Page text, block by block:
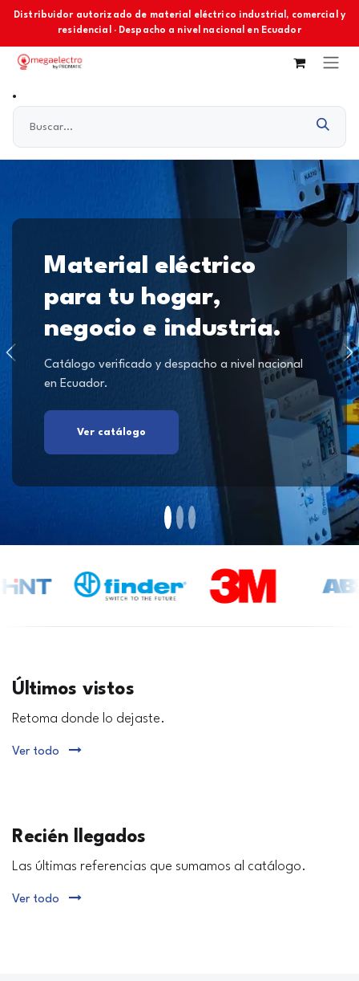
Ir al contenido
Distribuidor autorizado de material eléctrico industrial, comercial y
residencial · Despacho a nivel nacional en Ecuador
Material eléctrico
para tu hogar,
negocio e industria.
Catálogo verificado y despacho a nivel nacional
en Ecuador.
Ver catálogo
Últimos vistos
Retoma donde lo dejaste.
Ver todo
Recién llegados
Las últimas referencias que sumamos al catálogo.
Ver todo